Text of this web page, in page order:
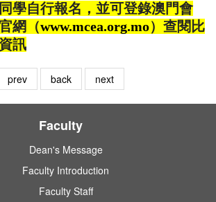
學自行報名，並可登錄澳門會
網（www.mcea.org.mo）查閱比
訊
prev back next
Faculty
Dean's Message
Faculty Introduction
Faculty Staff